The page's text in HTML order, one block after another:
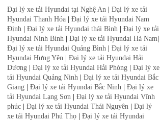
Đại lý xe tải Hyundai tại Nghệ An
Đại lý xe tải
Hyundai Thanh Hóa
Đại lý xe tải Hyundai Nam
Định
Đại lý xe tải Hyundai thái Bình
Đại lý xe tải
Hyundai Ninh Bình
Đại lý xe tải Hyundai Hà Nam
Đại lý xe tải Hyundai Quảng Bình
Đại lý xe tải
Hyundai Hưng Yên
Đại lý xe tải Hyundai Hải
Dương
Đại lý xe tải Hyundai Hải Phòng
Đại lý xe
tải Hyundai Quảng Ninh
Đại lý xe tải Hyundai Bắc
Giang
Đại lý xe tải Hyundai Bắc Ninh
Đại lý xe
tải Hyundai Lạng Sơn
Đại lý xe tải Hyundai Vĩnh
phúc
Đại lý xe tải Hyundai Thái Nguyên
Đại lý
xe tải Hyundai Phú Thọ
Đại lý xe tải Hyundai